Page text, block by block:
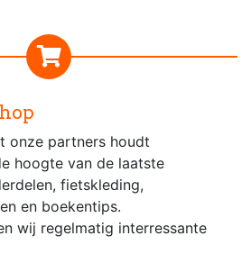
onze partners houdt
hoogte van de laatste
fietskleding,
en boekentips.
wij regelmatig interressante